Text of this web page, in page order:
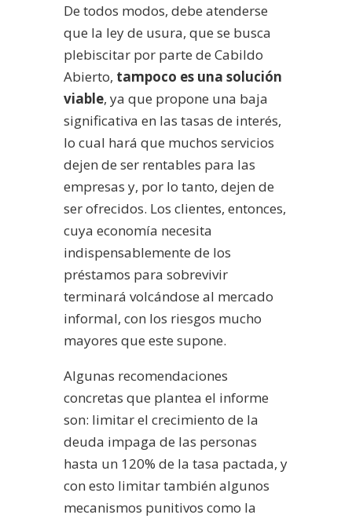
De todos modos, debe atenderse
que la ley de usura, que se busca
plebiscitar por parte de Cabildo
Abierto, tampoco es una solución
viable, ya que propone una baja
significativa en las tasas de interés,
lo cual hará que muchos servicios
dejen de ser rentables para las
empresas y, por lo tanto, dejen de
ser ofrecidos. Los clientes, entonces,
cuya economía necesita
indispensablemente de los
préstamos para sobrevivir
terminará volcándose al mercado
informal, con los riesgos mucho
mayores que este supone.
Algunas recomendaciones
concretas que plantea el informe
son: limitar el crecimiento de la
deuda impaga de las personas
hasta un 120% de la tasa pactada, y
con esto limitar también algunos
mecanismos punitivos como la